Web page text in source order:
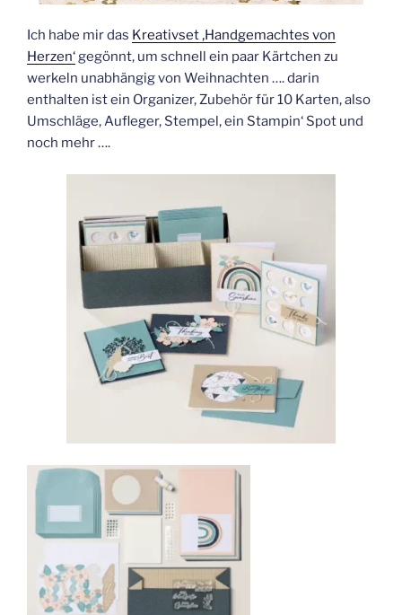
Ich habe mir das Kreativset ‚Handgemachtes von
Herzen‘gegönnt, um schnell ein paar Kärtchen zu
werkeln unabhängig von Weihnachten …. darin
enthalten ist ein Organizer, Zubehör für 10 Karten, also
Umschläge, Aufleger, Stempel, ein Stampin‘ Spot und
noch mehr ….